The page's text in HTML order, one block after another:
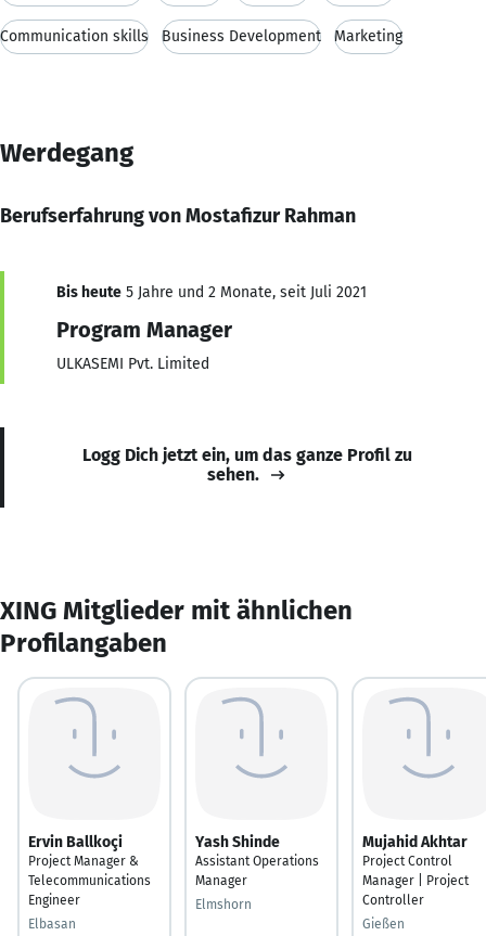
Communication skills Business Development Marketing
Werdegang
Berufserfahrung von Mostafizur Rahman
Bis heute 5 Jahre und 2 Monate, seit Juli 2021
Program Manager
ULKASEMI Pvt. Limited
Logg Dich jetzt ein, um das ganze Profil zu
sehen.
XING Mitglieder mit ähnlichen
Profilangaben
Ervin Ballkoçi
Project Manager &
Telecommunications
Engineer
Elbasan
Yash Shinde
Assistant Operations
Manager
Elmshorn
Mujahid Akhtar
Project Control
Manager | Project
Controller
Gießen